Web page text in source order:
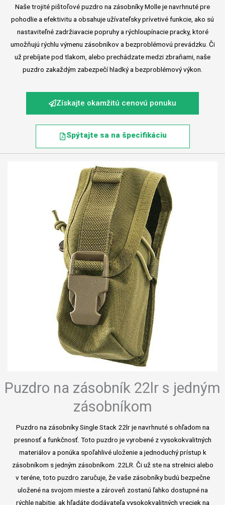
Naše trojité pištoľové puzdro na zásobníky Molle je navrhnuté pre
pohodlie a efektivitu a obsahuje užívateľsky prívetivé funkcie, ako sú
nastaviteľné zadržiavacie popruhy a rýchloupínacie pracky, ktoré
umožňujú rýchlu výmenu zásobníkov a bezproblémovú prevádzku. Či
už prebíjate pod tlakom, alebo prechádzate medzi zbraňami, naše
puzdro zakaždým zabezpečí hladký a bezproblémový výkon.
Získajte okamžitú cenovú ponuku
Spýtajte sa na špecifikáciu
Puzdro na zásobník 22lr s jedným
zásobníkom
Puzdro na zásobníky Single Stack 22lr je navrhnuté s ohľadom na
presnosť a funkčnosť. Toto puzdro je vyrobené z vysokokvalitných
materiálov a ponúka spoľahlivé uloženie a jednoduchý prístup k
zásobníkom s jedným zásobníkom .22LR. Či už ste na strelnici alebo
v teréne, toto puzdro zaručuje, že vaše zásobníky budú bezpečne
uložené na svojom mieste a zároveň zostanú ľahko dostupné na
rýchle nabitie. ak hľadáte dodávateľa vysokokvalitných vreciek na